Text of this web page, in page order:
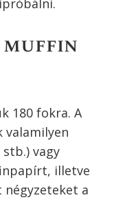
muffin
180 fokra. A
vagy
illetve
a